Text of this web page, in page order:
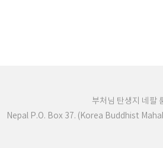
부처님 탄생지 네팔
Nepal P.O. Box 37. (Korea Buddhist